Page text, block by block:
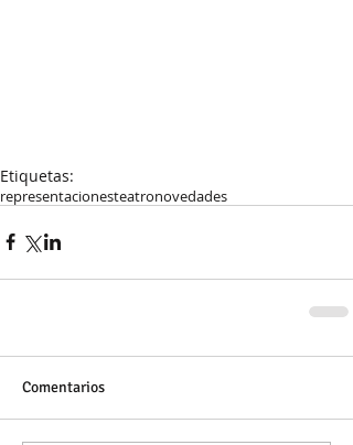
Etiquetas:
representacionesteatronovedades
Comentarios